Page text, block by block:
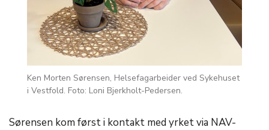
Ken Morten Sørensen, Helsefagarbeider ved Sykehuset
i Vestfold. Foto: Loni Bjerkholt-Pedersen.
Sørensen kom først i kontakt med yrket via NAV-